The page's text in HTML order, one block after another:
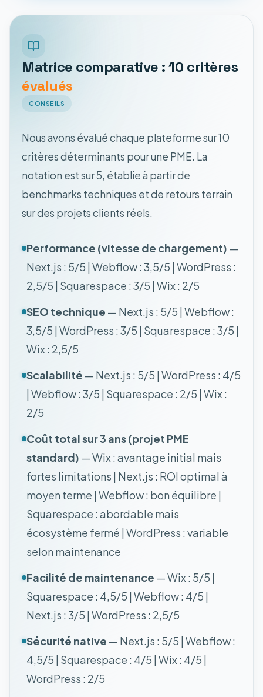
Matrice comparative : 10 critères
évalués
CONSEILS
Nous avons évalué chaque plateforme sur 10
critères déterminants pour une PME. La
notation est sur 5, établie à partir de
benchmarks techniques et de retours terrain
sur des projets clients réels.
Performance (vitesse de chargement) —
Next.js : 5/5 | Webflow : 3,5/5 | WordPress :
2,5/5 | Squarespace : 3/5 | Wix : 2/5
SEO technique — Next.js : 5/5 | Webflow :
3,5/5 | WordPress : 3/5 | Squarespace : 3/5 |
Wix : 2,5/5
Scalabilité — Next.js : 5/5 | WordPress : 4/5
| Webflow : 3/5 | Squarespace : 2/5 | Wix :
2/5
Coût total sur 3 ans (projet PME
standard) — Wix : avantage initial mais
fortes limitations | Next.js : ROI optimal à
moyen terme | Webflow : bon équilibre |
Squarespace : abordable mais
écosystème fermé | WordPress : variable
selon maintenance
Facilité de maintenance — Wix : 5/5 |
Squarespace : 4,5/5 | Webflow : 4/5 |
Next.js : 3/5 | WordPress : 2,5/5
Sécurité native — Next.js : 5/5 | Webflow :
4,5/5 | Squarespace : 4/5 | Wix : 4/5 |
WordPress : 2/5